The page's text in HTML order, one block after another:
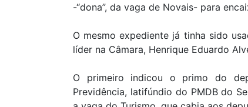
-“dona”, da vaga de Novais- para
O mesmo expediente já tinha sido
líder na Câmara, Henrique Eduardo
O primeiro indicou o primo do
Previdência, latifúndio do PMDB do